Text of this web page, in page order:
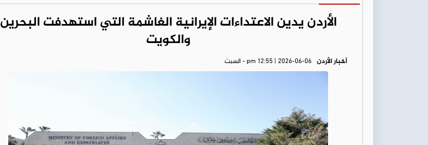
الأردن يدين الاعتداءات الإيرانية الغاشمة التي استهدفت البحرين
والكويت
أخبار الأردن pm 12:55 | 2026-06-06 - السبت